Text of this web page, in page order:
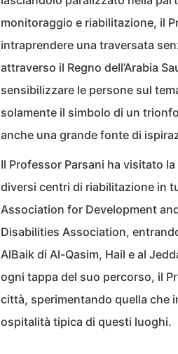
monitoraggio e riabilitazione, il
intraprendere una traversata
attraverso il Regno dell’Arabia
sensibilizzare le persone sul
solamente il simbolo di un
anche una grande fonte di
Il Professor Parsani ha visitato la
diversi centri di riabilitazione in
Association for Development
Disabilities Association,
AlBaik di Al-Qasim, Hail e al
ogni tappa del suo percorso, il
città, sperimentando quella che
ospitalità tipica di questi luoghi.